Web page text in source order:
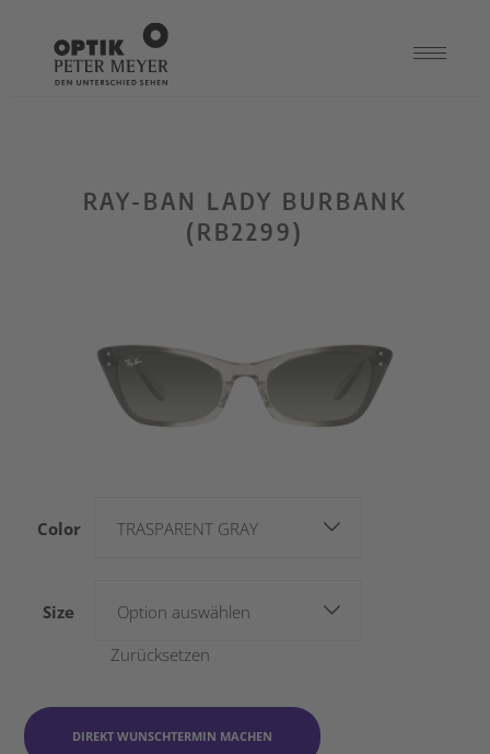
RAY-BAN LADY BURBANK
(RB2299)
Color TRASPARENT GRAY
Size
Option auswählen
Zurücksetzen
DIREKT WUNSCHTERMIN MACHEN